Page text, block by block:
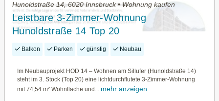
Hunoldstraße 14, 6020 Innsbruck • Wohnung kaufen
Leistbare 3-Zimmer-Wohnung
Hunoldstraße 14 Top 20
Balkon Parken günstig Neubau
Im Neubauprojekt HOD 14 – Wohnen am Sillufer (Hunoldstraße 14)
steht im 3. Stock (Top 20) eine lichtdurchflutete 3-Zimmer-Wohnung
mit 74,54 m² Wohnfläche und... mehr anzeigen